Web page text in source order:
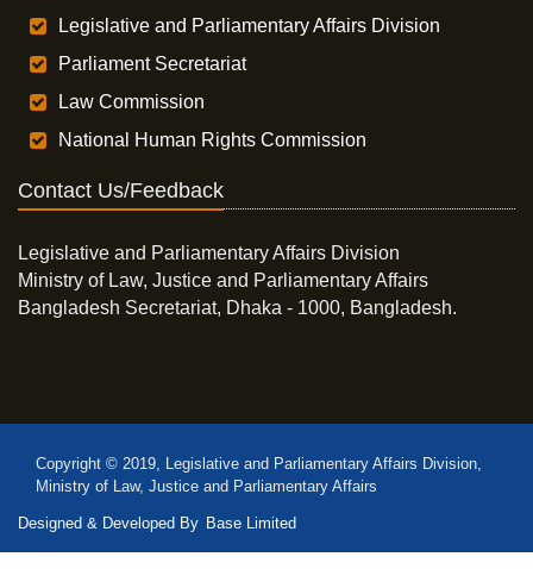
Legislative and Parliamentary Affairs Division
Parliament Secretariat
Law Commission
National Human Rights Commission
Contact Us/Feedback
Legislative and Parliamentary Affairs Division
Ministry of Law, Justice and Parliamentary Affairs
Bangladesh Secretariat, Dhaka - 1000, Bangladesh.
Copyright © 2019, Legislative and Parliamentary Affairs Division,
Ministry of Law, Justice and Parliamentary Affairs
Designed & Developed By Base Limited